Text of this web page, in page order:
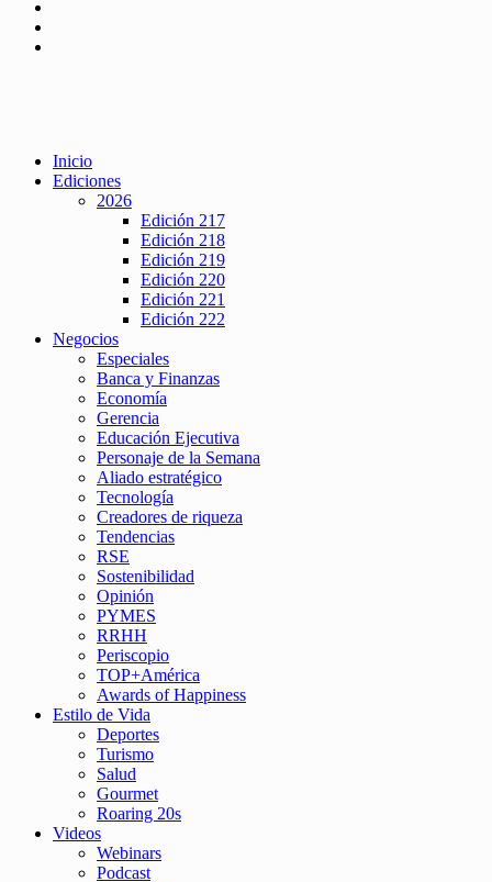
Inicio
Ediciones
2026
Edición 217
Edición 218
Edición 219
Edición 220
Edición 221
Edición 222
Negocios
Especiales
Banca y Finanzas
Economía
Gerencia
Educación Ejecutiva
Personaje de la Semana
Aliado estratégico
Tecnología
Creadores de riqueza
Tendencias
RSE
Sostenibilidad
Opinión
PYMES
RRHH
Periscopio
TOP+América
Awards of Happiness
Estilo de Vida
Deportes
Turismo
Salud
Gourmet
Roaring 20s
Videos
Webinars
Podcast